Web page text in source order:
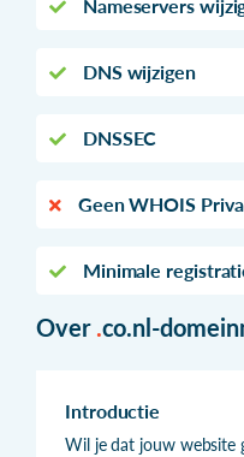
Nameservers
DNS wijzigen
DNSSEC
Geen WHOIS
Minimale
Over .co.nl-
Introductie
Wil je dat jouw website